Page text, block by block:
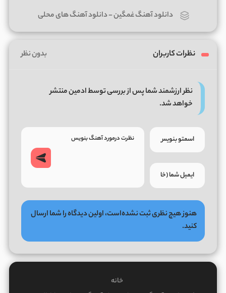
دانلود آهنگ غمگین-دانلود آهنگ های محلی
نظرات کاربران بدون نظر
نظر ارزشمند شما پس از بررسی توسط ادمین منتشر
خواهد شد.
هنوز هیچ نظری ثبت نشده‌است، اولین دیدگاه را شما ارسال
کنید.
خانه